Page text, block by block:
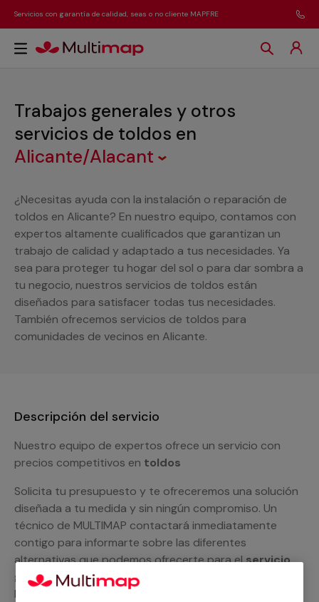
Servicios con garantía de calidad, seas o no cliente MAPFRE
Trabajos generales y otros
servicios de toldos en
Alicante/Alacant
¿Necesitas ayuda con la instalación o reparación de
toldos en Alicante? En nuestro equipo, contamos con
expertos altamente cualificados que garantizan un
trabajo de calidad y adaptado a tus necesidades. Ya
sea para proteger tu hogar del sol o para dar sombra a
tu negocio, nuestros servicios de toldos están
diseñados para satisfacer todas tus necesidades.
También ofrecemos servicios de toldos para
comunidades de vecinos en Alicante.
Descripción del servicio
Nuestro equipo de expertos ofrece un servicio con
precios competitivos en toldos
Solicita tu presupuesto y te ofreceremos una solución
diseñada a tu medida y sin ningún compromiso. Un
técnico de MULTIMAP contactará inmediatamente
contigo para informarte sobre las diferentes
alternativas que podemos ofrecerte para elservicio
general de toldos, como por ejemplo el suministro de
los materiales necesarios, las intervenciones a realizar,